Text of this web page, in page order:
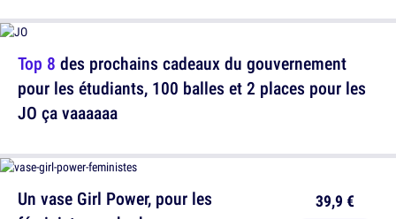
Un vase Girl Power, pour les
39,9 €
Top 8 des prochains cadeaux du gouvernement
pour les étudiants, 100 balles et 2 places pour les
JO ça vaaaaaa